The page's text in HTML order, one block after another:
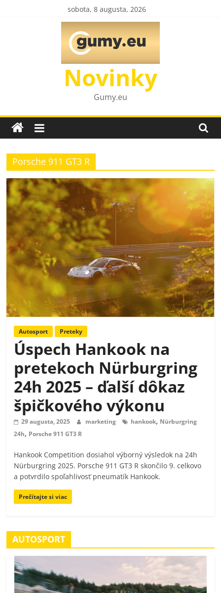
sobota, 8 augusta, 2026
Novinky
Gumy.eu
Porsche 911 GT3 R
Autosport Preteky
Úspech Hankook na
pretekoch Nürburgring
24h 2025 – ďalší dôkaz
špičkového výkonu
29 augusta, 2025 marketing hankook, Nürburgring
24h, Porsche 911 GT3 R
Hankook Competition dosiahol výborný výsledok na 24h
Nürburgring 2025. Porsche 911 GT3 R skončilo 9. celkovo
a potvrdilo spoľahlivosť pneumatík Hankook.
Prečítajte si viac
AUTOSPORT